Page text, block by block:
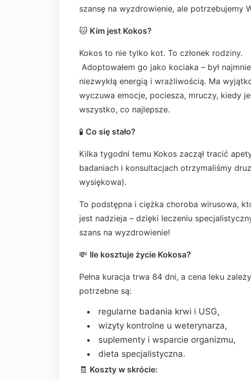
szansę na wyzdrowienie, ale potrzebujemy
🐱 Kim jest Kokos?
Kokos to nie tylko kot. To członek rodziny.
Adoptowałem go jako kociaka – był
niezwykłą energią i wrażliwością. Ma
wyczuwa emocje, pociesza, mruczy, kiedy
wszystko, co najlepsze.
🧪 Co się stało?
Kilka tygodni temu Kokos zaczął tracić
badaniach i konsultacjach otrzymaliśmy
wysiękowa).
To podstępna i ciężka choroba wirusowa,
jest nadzieja – dzięki leczeniu
szans na wyzdrowienie!
💸 Ile kosztuje życie Kokosa?
Pełna kuracja trwa 84 dni, a cena leku
potrzebne są:
regularne badania krwi i USG,
wizyty kontrolne u weterynarza,
suplementy i wsparcie organizmu,
dieta specjalistyczna.
🧾 Koszty w skrócie: